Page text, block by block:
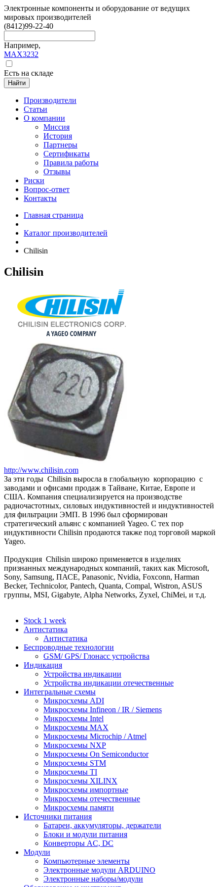
Электронные компоненты и оборудование от ведущих
мировых производителей
(8412)99-22-40
Например,
MAX3232
Есть на складе
Найти
Производители
Статьи
О компании
Миссия
История
Партнеры
Сертификаты
Правила работы
Отзывы
Риски
Вопрос-ответ
Контакты
Главная страница
Каталог производителей
Chilisin
Chilisin
http://www.chilisin.com
За эти годы Chilisin выросла в глобальную корпорацию с
заводами и офисами продаж в Тайване, Китае, Европе и
США. Компания специализируется на производстве
радиочастотных, силовых индуктивностей и индуктивностей
для фильтрации ЭМП. В 1996 был сформирован
стратегический альянс с компанией Yageo. С тех пор
индуктивности Chilisin продаются также под торговой маркой
Yageo.
Продукция Chilisin широко применяется в изделиях
признанных международных компаний, таких как Microsoft,
Sony, Samsung, ПАСЕ, Panasonic, Nvidia, Foxconn, Harman
Becker, Technicolor, Pantech, Quanta, Compal, Wistron, ASUS
группы, MSI, Gigabyte, Alpha Networks, Zyxel, ChiMei, и т.д.
Stock 1 week
Антистатика
Антистатика
Беспроводные технологии
GSM/ GPS/ Глонасс устройства
Индикация
Устройства индикации
Устройства индикации отечественные
Интегральные схемы
Микросхемы ADI
Микросхемы Infineon / IR / Siemens
Микросхемы Intel
Микросхемы MAX
Микросхемы Microchip / Atmel
Микросхемы NXP
Микросхемы On Semiconductor
Микросхемы STM
Микросхемы TI
Микросхемы XILINX
Микросхемы импортные
Микросхемы отечественные
Микросхемы памяти
Источники питания
Батареи, аккумуляторы, держатели
Блоки и модули питания
Конверторы AC, DC
Модули
Компьютерные элементы
Электронные модули ARDUINO
Электронные наборы/модули